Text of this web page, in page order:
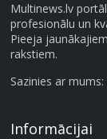
Multinews.lv
profesionālu un
Pieeja
rakstiem.
Sazinies ar
Informācijai